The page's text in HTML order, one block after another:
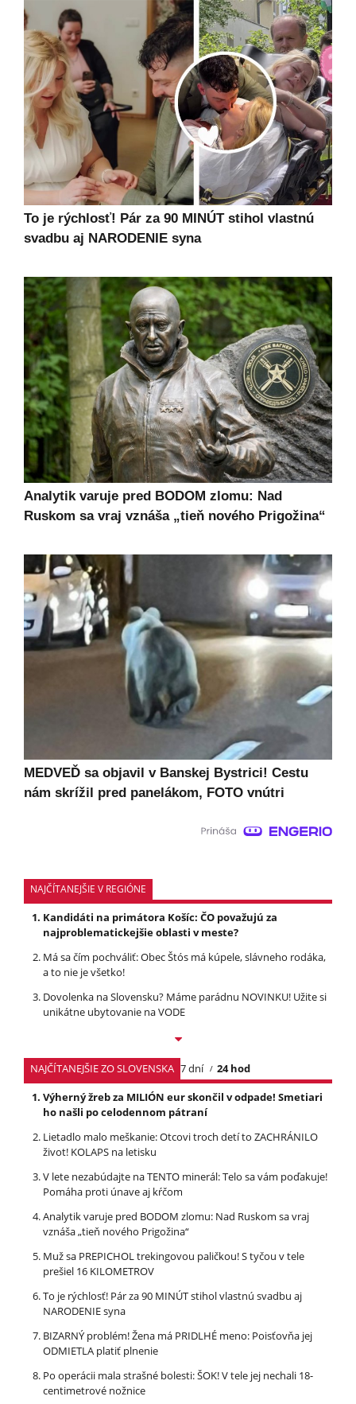
To je rýchlosť! Pár za 90 MINÚT stihol vlastnú
svadbu aj NARODENIE syna
Analytik varuje pred BODOM zlomu: Nad
Ruskom sa vraj vznáša „tieň nového Prigožina“
MEDVEĎ sa objavil v Banskej Bystrici! Cestu
nám skrížil pred panelákom, FOTO vnútri
NAJČÍTANEJŠIE V REGIÓNE
Kandidáti na primátora Košíc: ČO považujú za
najproblematickejšie oblasti v meste?
Má sa čím pochváliť: Obec Štós má kúpele, slávneho rodáka,
a to nie je všetko!
Dovolenka na Slovensku? Máme parádnu NOVINKU! Užite si
unikátne ubytovanie na VODE
NAJČÍTANEJŠIE ZO SLOVENSKA 7 dní
24 hod
Výherný žreb za MILIÓN eur skončil v odpade! Smetiari
ho našli po celodennom pátraní
Lietadlo malo meškanie: Otcovi troch detí to ZACHRÁNILO
život! KOLAPS na letisku
V lete nezabúdajte na TENTO minerál: Telo sa vám poďakuje!
Pomáha proti únave aj kŕčom
Analytik varuje pred BODOM zlomu: Nad Ruskom sa vraj
vznáša „tieň nového Prigožina“
Muž sa PREPICHOL trekingovou paličkou! S tyčou v tele
prešiel 16 KILOMETROV
To je rýchlosť! Pár za 90 MINÚT stihol vlastnú svadbu aj
NARODENIE syna
BIZARNÝ problém! Žena má PRIDLHÉ meno: Poisťovňa jej
ODMIETLA platiť plnenie
Po operácii mala strašné bolesti: ŠOK! V tele jej nechali 18-
centimetrové nožnice